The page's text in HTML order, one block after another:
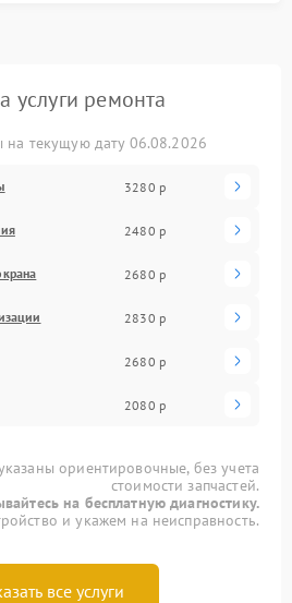
услуги ремонта
на текущую дату 06.08.2026
3280 р
2480 р
2680 р
2830 р
2680 р
2080 р
ориентировочные, без учета
стоимости запчастей.
на бесплатную диагностику.
и укажем на неисправность.
все услуги